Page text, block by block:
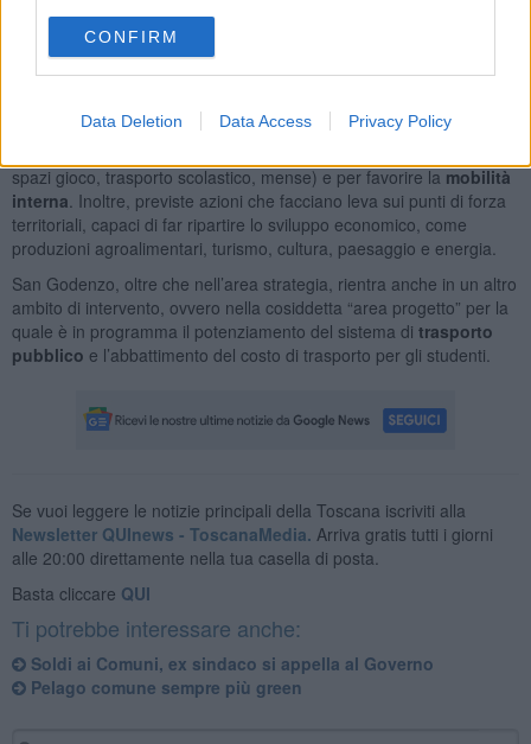
CONFIRM
Data Deletion Data Access Privacy Policy
milioni) e fondi europei e regionali (3,7 milioni). In particolare, i
comuni della Valdisieve – che rientrano tra i 18 paesi toscani
coinvolti nella cosiddetta “area strategia” – saranno prossimamente
ambito sanitario– con un potenziamento della rete di assistenza
spazi gioco, trasporto scolastico, mense) e per favorire lamobilità
interna . Inoltre, previste azioni che facciano leva sui punti di forza
territoriali, capaci di far ripartire lo sviluppo economico, come
produzioni agroalimentari, turismo, cultura, paesaggio e energia.
San Godenzo, oltre che nell’area strategia, rientra anche in un altro
ambito di intervento, ovvero nella cosiddetta “area progetto” per la
quale è in programma il potenziamento del sistema di trasporto
pubblico e l’abbattimento del costo di trasporto per gli studenti.
Se vuoi leggere le notizie principali della Toscana iscriviti alla
Newsletter QUInews - ToscanaMedia. Arriva gratis tutti i giorni
alle 20:00 direttamente nella tua casella di posta.
Basta cliccare QUI
Ti potrebbe interessare anche:
Soldi ai Comuni, ex sindaco si appella al Governo
Pelago comune sempre più green